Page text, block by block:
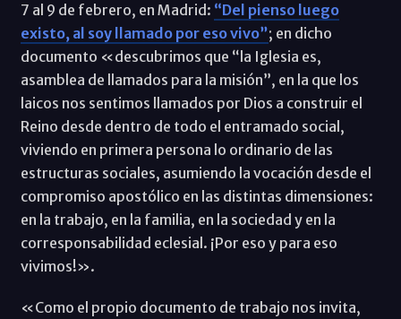
7 al 9 de febrero, en Madrid: “Del pienso luego
existo, al soy llamado por eso vivo”; en dicho
documento «descubrimos que “la Iglesia es,
asamblea de llamados para la misión”, en la que los
laicos nos sentimos llamados por Dios a construir el
Reino desde dentro de todo el entramado social,
viviendo en primera persona lo ordinario de las
estructuras sociales, asumiendo la vocación desde el
compromiso apostólico en las distintas dimensiones:
en la trabajo, en la familia, en la sociedad y en la
corresponsabilidad eclesial. ¡Por eso y para eso
vivimos!».
«Como el propio documento de trabajo nos invita,